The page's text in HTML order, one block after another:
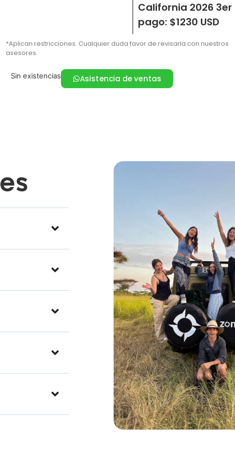
California 2026 3er
pago: $1230 USD
*Aplican restricciones. Cualquier duda favor de revisarla con nuestros
asesores.
Sin existencias Asistencia de ventas